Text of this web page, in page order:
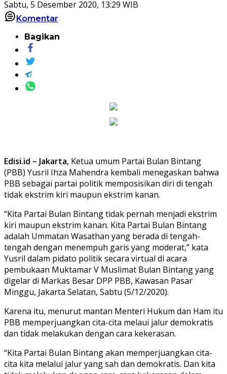
Sabtu, 5 Desember 2020, 13:29 WIB
Komentar
Bagikan
Edisi.id – Jakarta, Ketua umum Partai Bulan Bintang
(PBB) Yusril Ihza Mahendra kembali menegaskan bahwa
PBB sebagai partai politik memposisikan diri di tengah
tidak ekstrim kiri maupun ekstrim kanan.
“Kita Partai Bulan Bintang tidak pernah menjadi ekstrim
kiri maupun ekstrim kanan. Kita Partai Bulan Bintang
adalah Ummatan Wasathan yang berada di tengah-
tengah dengan menempuh garis yang moderat,” kata
Yusril dalam pidato politik secara virtual di acara
pembukaan Muktamar V Muslimat Bulan Bintang yang
digelar di Markas Besar DPP PBB, Kawasan Pasar
Minggu, Jakarta Selatan, Sabtu (5/12/2020).
Karena itu, menurut mantan Menteri Hukum dan Ham itu
PBB memperjuangkan cita-cita melaui jalur demokratis
dan tidak melakukan dengan cara kekerasan.
“Kita Partai Bulan Bintang akan memperjuangkan cita-
cita kita melalui jalur yang sah dan demokratis. Dan kita